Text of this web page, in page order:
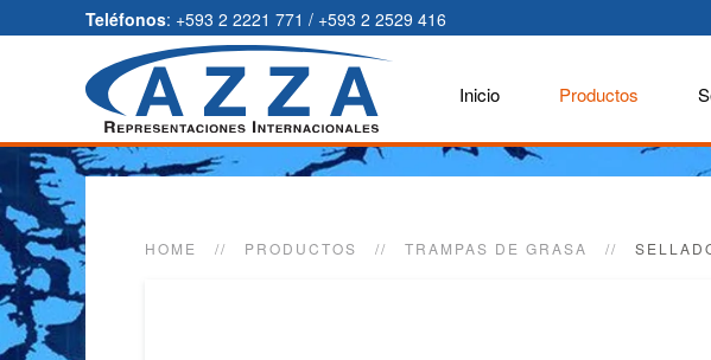
Teléfonos: +593 2 2221 771 / +593 2 2529 416
Inicio Productos
HOME PRODUCTOS TRAMPAS DE GRASA